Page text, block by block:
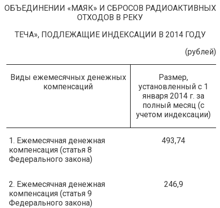
ОБЪЕДИНЕНИИ «МАЯК» И СБРОСОВ РАДИОАКТИВНЫХ
ОТХОДОВ В РЕКУ
ТЕЧА», ПОДЛЕЖАЩИЕ ИНДЕКСАЦИИ В 2014 ГОДУ
(рублей)
Виды ежемесячных денежных
компенсаций
Размер,
установленный с 1
января 2014 г. за
полный месяц (с
учетом индексации)
1. Ежемесячная денежная
компенсация (статья 8
Федерального закона)
493,74
2. Ежемесячная денежная
компенсация (статья 9
Федерального закона)
246,9